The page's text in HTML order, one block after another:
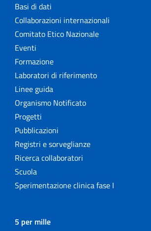
Basi di dati
Collaborazioni internazionali
Comitato Etico Nazionale
Eventi
Formazione
Laboratori di riferimento
Linee guida
Organismo Notificato
Progetti
Pubblicazioni
Registri e sorveglianze
Ricerca collaboratori
Scuola
Sperimentazione clinica fase I
5 per mille